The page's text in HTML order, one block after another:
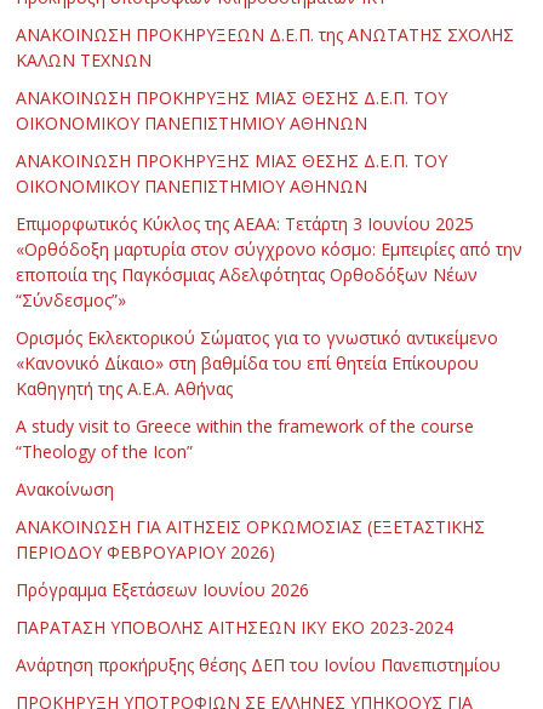
ΑΝΑΚΟΙΝΩΣΗ ΠΡΟΚΗΡΥΞΕΩΝ Δ.Ε.Π. της ΑΝΩΤΑΤΗΣ ΣΧΟΛΗΣ
ΚΑΛΩΝ ΤΕΧΝΩΝ
ΑΝΑΚΟΙΝΩΣΗ ΠΡΟΚΗΡΥΞΗΣ ΜΙΑΣ ΘΕΣΗΣ Δ.Ε.Π. ΤΟΥ
ΟΙΚΟΝΟΜΙΚΟΥ ΠΑΝΕΠΙΣΤΗΜΙΟΥ ΑΘΗΝΩΝ
ΑΝΑΚΟΙΝΩΣΗ ΠΡΟΚΗΡΥΞΗΣ ΜΙΑΣ ΘΕΣΗΣ Δ.Ε.Π. ΤΟΥ
ΟΙΚΟΝΟΜΙΚΟΥ ΠΑΝΕΠΙΣΤΗΜΙΟΥ ΑΘΗΝΩΝ
Επιμορφωτικός Κύκλος της ΑΕΑΑ: Τετάρτη 3 Ιουνίου 2025
«Ορθόδοξη μαρτυρία στον σύγχρονο κόσμο: Εμπειρίες από την
εποποιία της Παγκόσμιας Αδελφότητας Ορθοδόξων Νέων
“Σύνδεσμος”»
Ορισμός Εκλεκτορικού Σώματος για το γνωστικό αντικείμενο
«Κανονικό Δίκαιο» στη βαθμίδα του επί θητεία Επίκουρου
Καθηγητή της Α.Ε.Α. Αθήνας
Α study visit to Greece within the framework of the course
“Theology of the Icon”
Ανακοίνωση
ΑΝΑΚΟΙΝΩΣΗ ΓΙΑ ΑΙΤΗΣΕΙΣ ΟΡΚΩΜΟΣΙΑΣ (ΕΞΕΤΑΣΤΙΚΗΣ
ΠΕΡΙΟΔΟΥ ΦΕΒΡΟΥΑΡΙΟΥ 2026)
Πρόγραμμα Εξετάσεων Ιουνίου 2026
ΠΑΡΑΤΑΣΗ ΥΠΟΒΟΛΗΣ ΑΙΤΗΣΕΩΝ ΙΚΥ ΕΚΟ 2023-2024
Ανάρτηση προκήρυξης θέσης ΔΕΠ του Ιονίου Πανεπιστημίου
ΠΡΟΚΗΡΥΞΗ ΥΠΟΤΡΟΦΙΩΝ ΣΕ ΕΛΛΗΝΕΣ ΥΠΗΚΟΟΥΣ ΓΙΑ